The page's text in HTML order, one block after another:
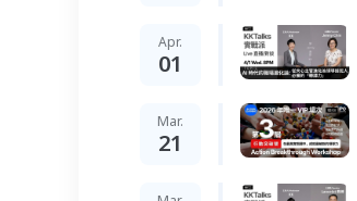
Apr.
01
Mar.
21